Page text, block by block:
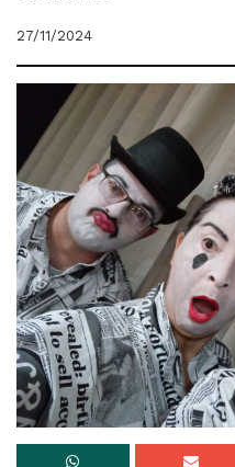
27/11/2024